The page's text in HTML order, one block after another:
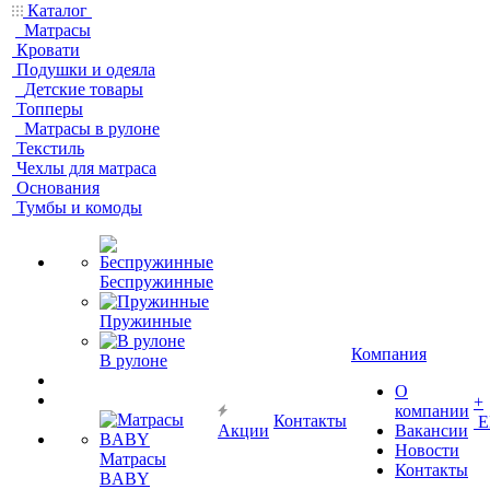
Каталог
Матрасы
Кровати
Подушки и одеяла
Детские товары
Топперы
Матрасы в рулоне
Текстиль
Чехлы для матраса
Основания
Тумбы и комоды
Беспружинные
Пружинные
В рулоне
Матрасы
BABY
Акции
Контакты
Компания
О
компании
Вакансии
Новости
Контакты
+